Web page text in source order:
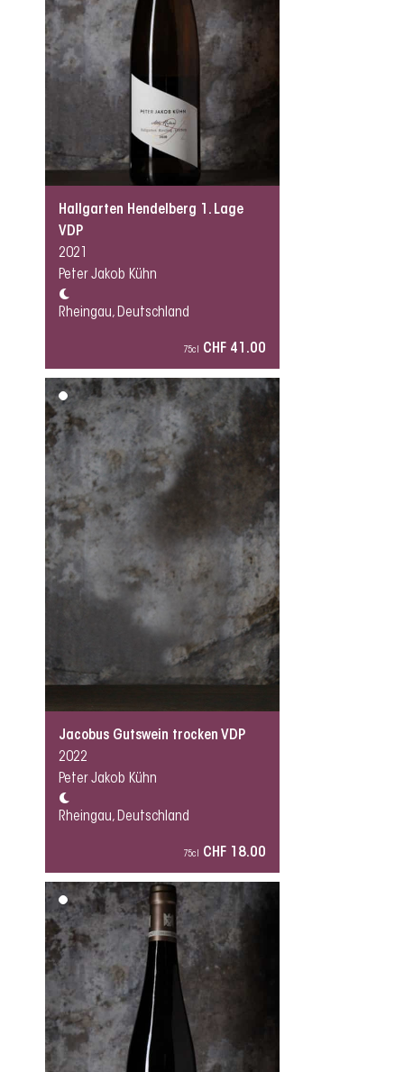
Hallgarten Hendelberg 1. Lage
VDP
2021
Peter Jakob Kühn
Rheingau, Deutschland
75cl CHF 41.00
Jacobus Gutswein trocken VDP
2022
Peter Jakob Kühn
Rheingau, Deutschland
75cl CHF 18.00